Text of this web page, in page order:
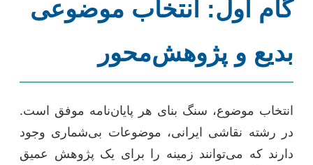
گام اول: انتخاب موضوعی
بدیع و پژوهش‌محور
انتخاب موضوع، سنگ بنای هر پایان‌نامه موفق است.
در رشته نقاشی ایرانی، موضوعات بی‌شماری وجود
دارند که می‌توانند زمینه را برای یک پژوهش عمیق